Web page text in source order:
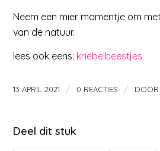
Neem een mier momentje om
van de natuur.
lees ook eens: kriebelbeestjes
13 APRIL 2021 / 0 REACTIES / DOOR
Deel dit stuk